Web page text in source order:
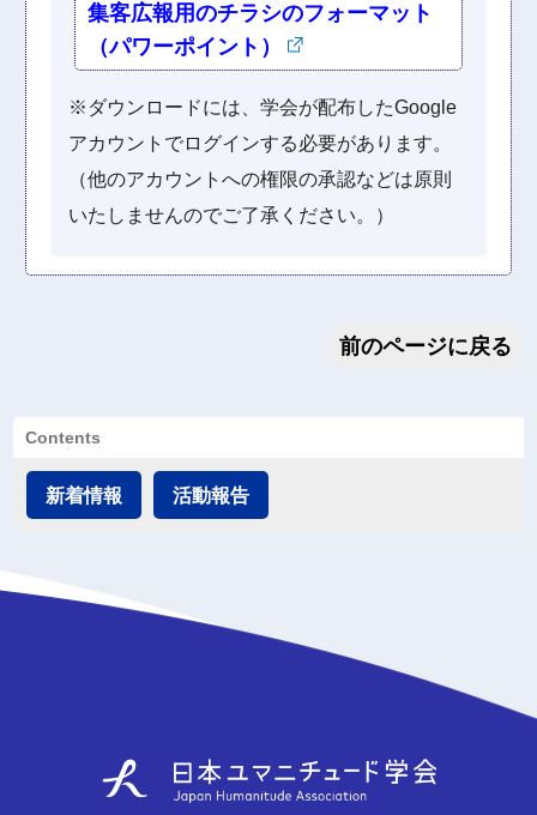
集客広報用のチラシのフォーマット
（パワーポイント）
※ダウンロードには、学会が配布したGoogle
アカウントでログインする必要があります。
（他のアカウントへの権限の承認などは原則
いたしませんのでご了承ください。）
前のページに戻る
Contents
新着情報 活動報告